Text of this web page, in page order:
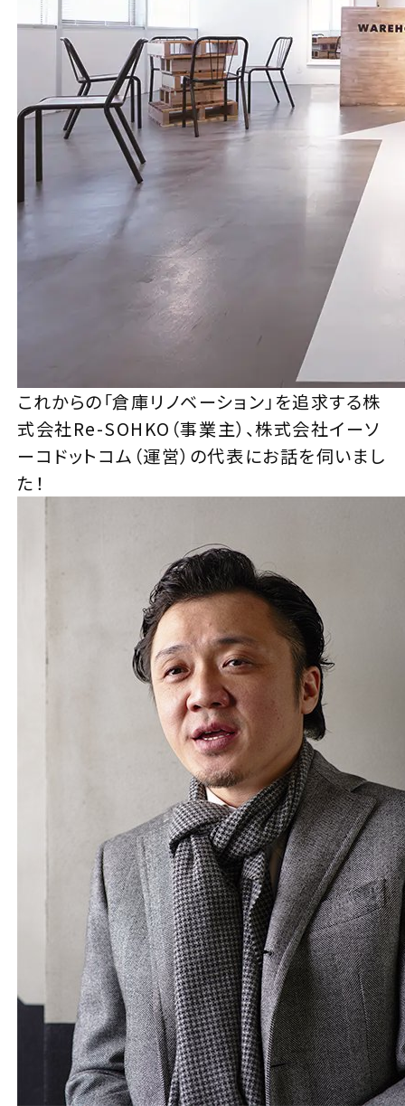
これからの「倉庫リノベーション」を追求する株
式会社Re-SOHKO（事業主）、株式会社イーソ
ーコドットコム（運営）の代表にお話を伺いまし
た！